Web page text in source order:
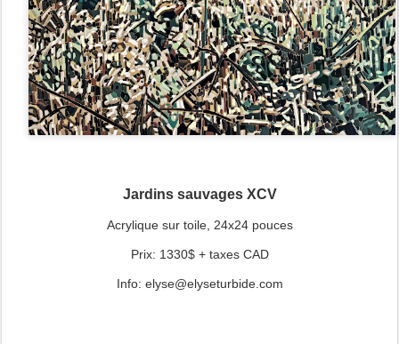
Jardins sauvages XCV
Acrylique sur toile, 24x24 pouces
Prix: 1330$ + taxes CAD
Info: elyse@elyseturbide.com